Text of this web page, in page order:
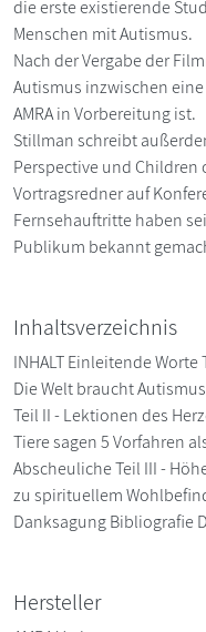
die erste existierende
Menschen mit Autismus.
Nach der Vergabe der
Autismus inzwischen
AMRA in Vorbereitung ist.
Stillman schreibt
Perspective und Children
Vortragsredner auf
Fernsehauftritte haben
Publikum bekannt
Inhaltsverzeichnis
INHALT Einleitende
Die Welt braucht
Teil II - Lektionen des
Tiere sagen 5 Vorfahren
Abscheuliche Teil III -
zu spirituellem
Danksagung Bibliografie
Hersteller